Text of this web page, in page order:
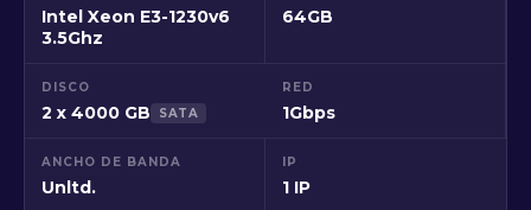
Intel Xeon E3-1230v6
3.5Ghz
64GB
DISCO
2 x 4000 GB SATA
RED
1Gbps
ANCHO DE BANDA
Unltd.
IP
1 IP